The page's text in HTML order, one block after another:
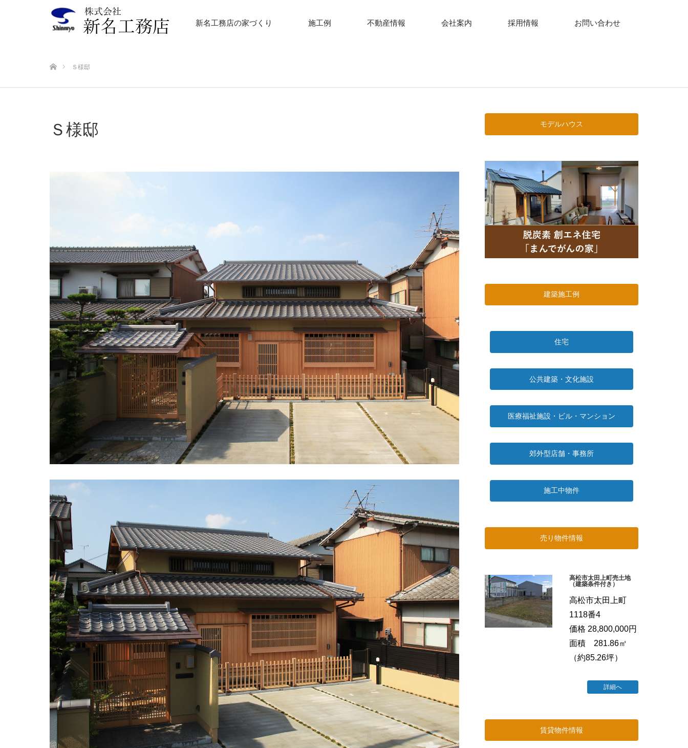
新名工務店の家づくり 施工例 不動産情報 会社案内 採用情報 お問い合わせ
Ｓ様邸
Ｓ様邸 モデルハウス
建築施工例
住宅
公共建築・文化施設
医療福祉施設・ビル・マンション
郊外型店舗・事務所
施工中物件
売り物件情報
高松市太田上町売土地
（建築条件付き）
高松市太田上町
1118番4
価格 28,800,000円
面積 281.86㎡
（約85.26坪）
詳細へ
賃貸物件情報